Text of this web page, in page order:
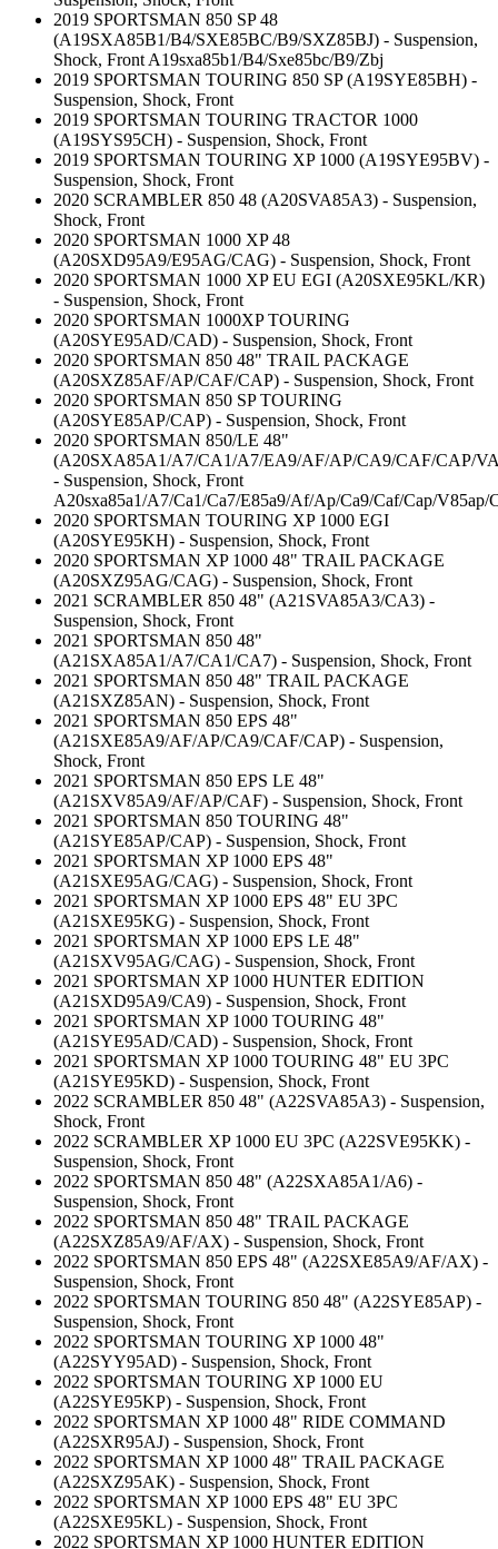
2019 SPORTSMAN 850 SP 48
(A19SXA85B1/B4/SXE85BC/B9/SXZ85BJ) - Suspension,
Shock, Front A19sxa85b1/B4/Sxe85bc/B9/Zbj
2019 SPORTSMAN TOURING 850 SP (A19SYE85BH) -
Suspension, Shock, Front
2019 SPORTSMAN TOURING TRACTOR 1000
(A19SYS95CH) - Suspension, Shock, Front
2019 SPORTSMAN TOURING XP 1000 (A19SYE95BV) -
Suspension, Shock, Front
2020 SCRAMBLER 850 48 (A20SVA85A3) - Suspension,
Shock, Front
2020 SPORTSMAN 1000 XP 48
(A20SXD95A9/E95AG/CAG) - Suspension, Shock, Front
2020 SPORTSMAN 1000 XP EU EGI (A20SXE95KL/KR)
- Suspension, Shock, Front
2020 SPORTSMAN 1000XP TOURING
(A20SYE95AD/CAD) - Suspension, Shock, Front
2020 SPORTSMAN 850 48" TRAIL PACKAGE
(A20SXZ85AF/AP/CAF/CAP) - Suspension, Shock, Front
2020 SPORTSMAN 850 SP TOURING
(A20SYE85AP/CAP) - Suspension, Shock, Front
2020 SPORTSMAN 850/LE 48"
(A20SXA85A1/A7/CA1/A7/EA9/AF/AP/CA9/CAF/CAP/
- Suspension, Shock, Front
A20sxa85a1/A7/Ca1/Ca7/E85a9/Af/Ap/Ca9/Caf/Cap/V85ap/
2020 SPORTSMAN TOURING XP 1000 EGI
(A20SYE95KH) - Suspension, Shock, Front
2020 SPORTSMAN XP 1000 48" TRAIL PACKAGE
(A20SXZ95AG/CAG) - Suspension, Shock, Front
2021 SCRAMBLER 850 48" (A21SVA85A3/CA3) -
Suspension, Shock, Front
2021 SPORTSMAN 850 48"
(A21SXA85A1/A7/CA1/CA7) - Suspension, Shock, Front
2021 SPORTSMAN 850 48" TRAIL PACKAGE
(A21SXZ85AN) - Suspension, Shock, Front
2021 SPORTSMAN 850 EPS 48"
(A21SXE85A9/AF/AP/CA9/CAF/CAP) - Suspension,
Shock, Front
2021 SPORTSMAN 850 EPS LE 48"
(A21SXV85A9/AF/AP/CAF) - Suspension, Shock, Front
2021 SPORTSMAN 850 TOURING 48"
(A21SYE85AP/CAP) - Suspension, Shock, Front
2021 SPORTSMAN XP 1000 EPS 48"
(A21SXE95AG/CAG) - Suspension, Shock, Front
2021 SPORTSMAN XP 1000 EPS 48" EU 3PC
(A21SXE95KG) - Suspension, Shock, Front
2021 SPORTSMAN XP 1000 EPS LE 48"
(A21SXV95AG/CAG) - Suspension, Shock, Front
2021 SPORTSMAN XP 1000 HUNTER EDITION
(A21SXD95A9/CA9) - Suspension, Shock, Front
2021 SPORTSMAN XP 1000 TOURING 48"
(A21SYE95AD/CAD) - Suspension, Shock, Front
2021 SPORTSMAN XP 1000 TOURING 48" EU 3PC
(A21SYE95KD) - Suspension, Shock, Front
2022 SCRAMBLER 850 48" (A22SVA85A3) - Suspension,
Shock, Front
2022 SCRAMBLER XP 1000 EU 3PC (A22SVE95KK) -
Suspension, Shock, Front
2022 SPORTSMAN 850 48" (A22SXA85A1/A6) -
Suspension, Shock, Front
2022 SPORTSMAN 850 48" TRAIL PACKAGE
(A22SXZ85A9/AF/AX) - Suspension, Shock, Front
2022 SPORTSMAN 850 EPS 48" (A22SXE85A9/AF/AX) -
Suspension, Shock, Front
2022 SPORTSMAN TOURING 850 48" (A22SYE85AP) -
Suspension, Shock, Front
2022 SPORTSMAN TOURING XP 1000 48"
(A22SYY95AD) - Suspension, Shock, Front
2022 SPORTSMAN TOURING XP 1000 EU
(A22SYE95KP) - Suspension, Shock, Front
2022 SPORTSMAN XP 1000 48" RIDE COMMAND
(A22SXR95AJ) - Suspension, Shock, Front
2022 SPORTSMAN XP 1000 48" TRAIL PACKAGE
(A22SXZ95AK) - Suspension, Shock, Front
2022 SPORTSMAN XP 1000 EPS 48" EU 3PC
(A22SXE95KL) - Suspension, Shock, Front
2022 SPORTSMAN XP 1000 HUNTER EDITION